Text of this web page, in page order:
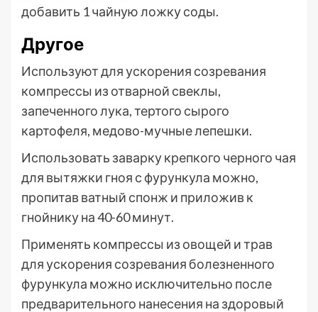
добавить 1 чайную ложку соды.
Другое
Используют для ускорения созревания
компрессы из отварной свеклы,
запеченного лука, тертого сырого
картофеля, медово-мучные лепешки.
Использовать заварку крепкого черного чая
для вытяжки гноя с фурункула можно,
пропитав ватный спонж и приложив к
гнойнику на 40-60 минут.
Применять компрессы из овощей и трав
для ускорения созревания болезненного
фурункула можно исключительно после
предварительного нанесения на здоровый